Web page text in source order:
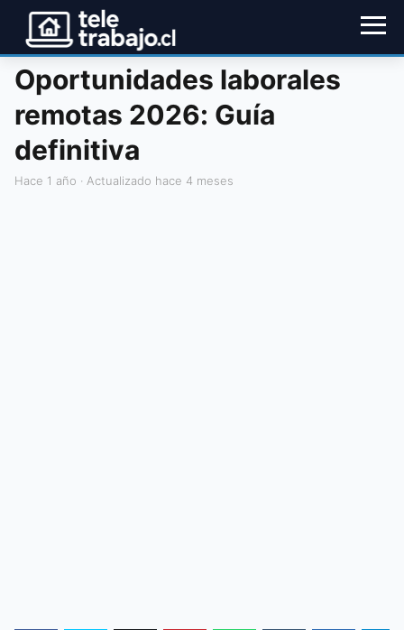
Oportunidades laborales
remotas 2026: Guía
definitiva
hace 1 año · Actualizado hace 4 meses